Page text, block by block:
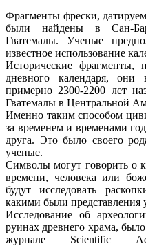
Фрагменты фрески,
были найдены в Сан-
Гватемалы. Ученые
известное использование
Исторические фрагменты,
дневного календаря, они
примерно 2300-2200 лет
Гватемалы в Центральной
Именно таким способом
за временем и временами
друга. Это было своего
ученые.
Символы могут говорить о
времени, человека или
будут исследовать
какими были представления
Исследование об
руинах древнего храма,
журнале Scientific